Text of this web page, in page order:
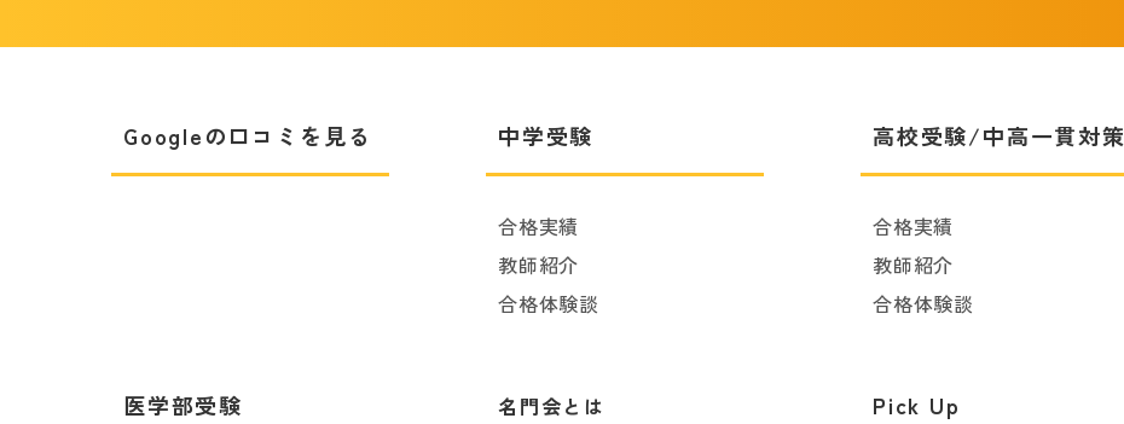
Googleの口コミを見る 中学受験
合格実績
教師紹介
合格体験談
高校受験/中高一貫対策
合格実績
教師紹介
合格体験談
医学部受験
名門会とは
Pick Up